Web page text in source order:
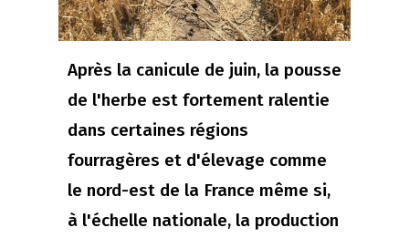
Après la canicule de juin, la pousse
de l'herbe est fortement ralentie
dans certaines régions
fourragères et d'élevage comme
le nord-est de la France même si,
à l'échelle nationale, la production